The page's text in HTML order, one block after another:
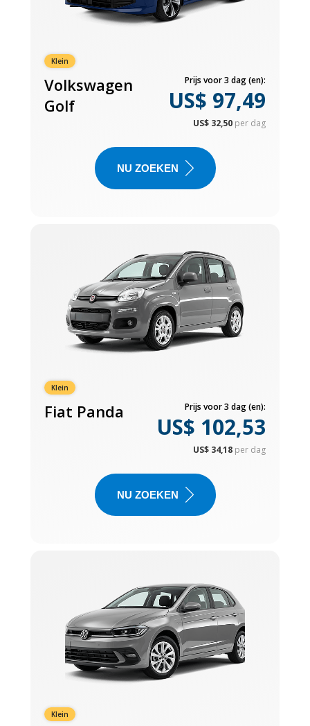
Klein
Volkswagen
Golf
Prijs voor 3 dag (en):
US$ 97,49
US$ 32,50 per dag
NU ZOEKEN
Klein
Fiat Panda Prijs voor 3 dag (en):
US$ 102,53
US$ 34,18 per dag
NU ZOEKEN
Klein